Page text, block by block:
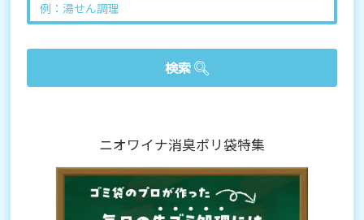
ニオワイナ消臭ポリ袋特集